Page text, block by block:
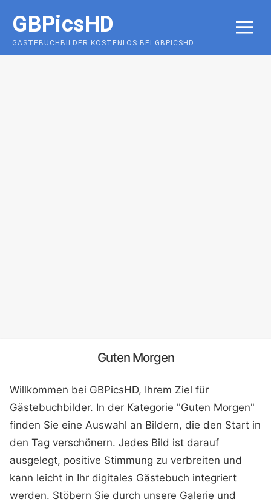
content
GBPicsHD
GÄSTEBUCHBILDER KOSTENLOS BEI GBPICSHD
MENU
Guten Morgen
Willkommen bei GBPicsHD, Ihrem Ziel für
Gästebuchbilder. In der Kategorie "Guten Morgen"
finden Sie eine Auswahl an Bildern, die den Start in
den Tag verschönern. Jedes Bild ist darauf
ausgelegt, positive Stimmung zu verbreiten und
kann leicht in Ihr digitales Gästebuch integriert
werden. Stöbern Sie durch unsere Galerie und